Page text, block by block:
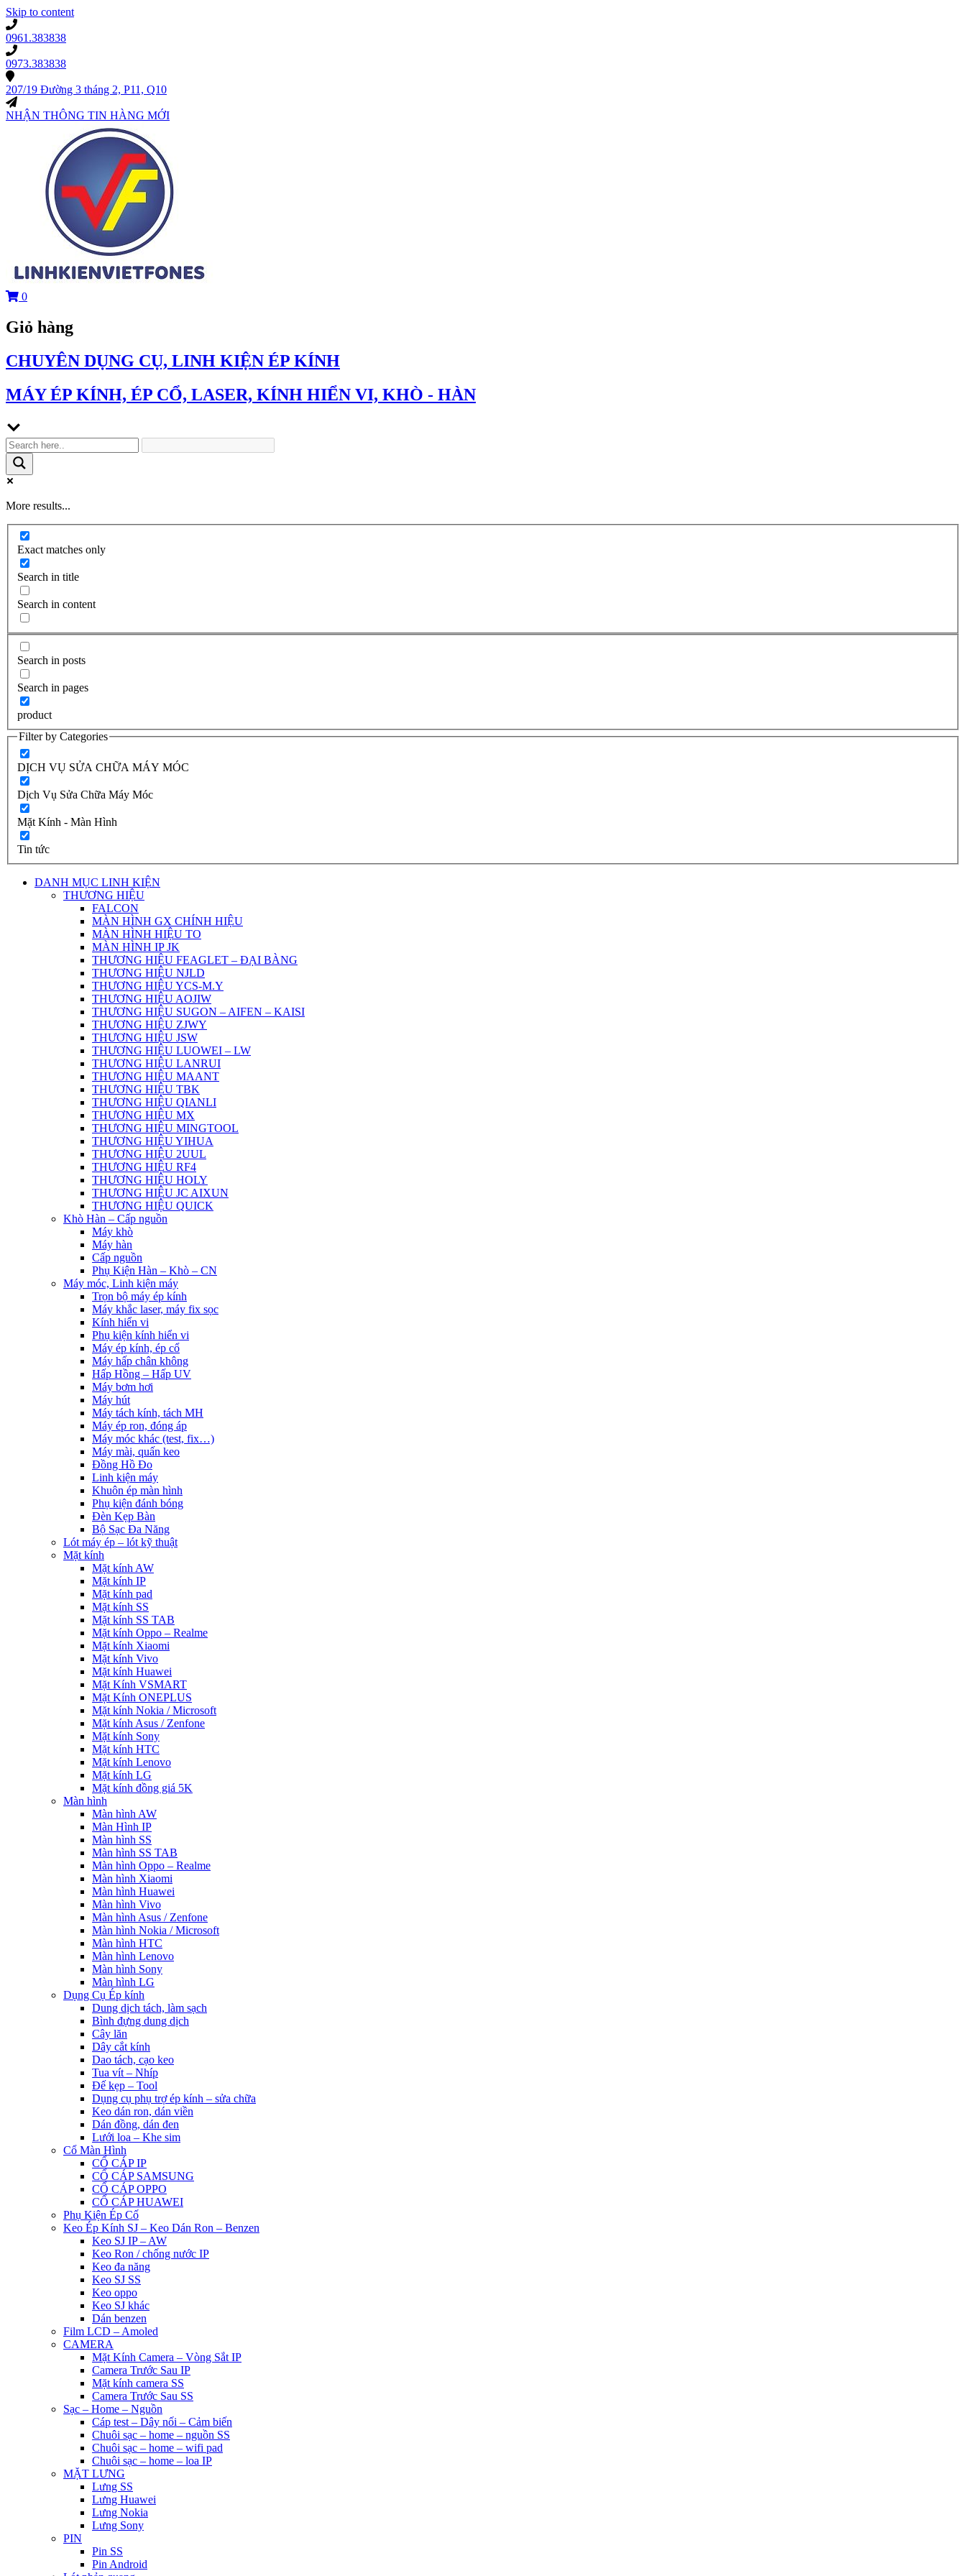
Skip to content
0961.383838
0973.383838
207/19 Đường 3 tháng 2, P11, Q10
NHẬN THÔNG TIN HÀNG MỚI
0
Giỏ hàng
CHUYÊN DỤNG CỤ, LINH KIỆN ÉP KÍNH
MÁY ÉP KÍNH, ÉP CỔ, LASER, KÍNH HIỂN VI, KHÒ - HÀN
More results...
Exact matches only
Search in title
Search in content
Search in posts
Search in pages
product
Filter by Categories
DỊCH VỤ SỬA CHỮA MÁY MÓC
Dịch Vụ Sửa Chữa Máy Móc
Mặt Kính - Màn Hình
Tin tức
DANH MỤC LINH KIỆN
THƯƠNG HIỆU
FALCON
MÀN HÌNH GX CHÍNH HIỆU
MÀN HÌNH HIỆU TO
MÀN HÌNH IP JK
THƯƠNG HIỆU FEAGLET – ĐẠI BÀNG
THƯƠNG HIỆU NJLD
THƯƠNG HIỆU YCS-M.Y
THƯƠNG HIỆU AOJIW
THƯƠNG HIỆU SUGON – AIFEN – KAISI
THƯƠNG HIỆU ZJWY
THƯƠNG HIỆU JSW
THƯƠNG HIỆU LUOWEI – LW
THƯƠNG HIỆU LANRUI
THƯƠNG HIỆU MAANT
THƯƠNG HIỆU TBK
THƯƠNG HIỆU QIANLI
THƯƠNG HIỆU MX
THƯƠNG HIỆU MINGTOOL
THƯƠNG HIỆU YIHUA
THƯƠNG HIỆU 2UUL
THƯƠNG HIỆU RF4
THƯƠNG HIỆU HOLY
THƯƠNG HIỆU JC AIXUN
THƯƠNG HIỆU QUICK
Khò Hàn – Cấp nguồn
Máy khò
Máy hàn
Cấp nguồn
Phụ Kiện Hàn – Khò – CN
Máy móc, Linh kiện máy
Trọn bộ máy ép kính
Máy khắc laser, máy fix sọc
Kính hiển vi
Phụ kiện kính hiển vi
Máy ép kính, ép cổ
Máy hấp chân không
Hấp Hồng – Hấp UV
Máy bơm hơi
Máy hút
Máy tách kính, tách MH
Máy ép ron, đóng áp
Máy móc khác (test, fix…)
Máy mài, quấn keo
Đồng Hồ Đo
Linh kiện máy
Khuôn ép màn hình
Phụ kiện đánh bóng
Đèn Kẹp Bàn
Bộ Sạc Đa Năng
Lót máy ép – lót kỹ thuật
Mặt kính
Mặt kính AW
Mặt kính IP
Mặt kính pad
Mặt kính SS
Mặt kính SS TAB
Mặt kính Oppo – Realme
Mặt kính Xiaomi
Mặt kính Vivo
Mặt kính Huawei
Mặt Kính VSMART
Mặt Kính ONEPLUS
Mặt kính Nokia / Microsoft
Mặt kính Asus / Zenfone
Mặt kính Sony
Mặt kính HTC
Mặt kính Lenovo
Mặt kính LG
Mặt kính đồng giá 5K
Màn hình
Màn hình AW
Màn Hình IP
Màn hình SS
Màn hình SS TAB
Màn hình Oppo – Realme
Màn hình Xiaomi
Màn hình Huawei
Màn hình Vivo
Màn hình Asus / Zenfone
Màn hình Nokia / Microsoft
Màn hình HTC
Màn hình Lenovo
Màn hình Sony
Màn hình LG
Dụng Cụ Ép kính
Dung dịch tách, làm sạch
Bình đựng dung dịch
Cây lăn
Dây cắt kính
Dao tách, cạo keo
Tua vít – Nhíp
Đế kẹp – Tool
Dụng cụ phụ trợ ép kính – sửa chữa
Keo dán ron, dán viền
Dán đồng, dán đen
Lưới loa – Khe sim
Cổ Màn Hình
CỔ CÁP IP
CỔ CÁP SAMSUNG
CỔ CÁP OPPO
CỔ CÁP HUAWEI
Phụ Kiện Ép Cố
Keo Ép Kính SJ – Keo Dán Ron – Benzen
Keo SJ IP – AW
Keo Ron / chống nước IP
Keo đa năng
Keo SJ SS
Keo oppo
Keo SJ khác
Dán benzen
Film LCD – Amoled
CAMERA
Mặt Kính Camera – Vòng Sắt IP
Camera Trước Sau IP
Mặt kính camera SS
Camera Trước Sau SS
Sạc – Home – Nguồn
Cáp test – Dây nối – Cảm biến
Chuôi sạc – home – nguồn SS
Chuôi sạc – home – wifi pad
Chuôi sạc – home – loa IP
MẶT LƯNG
Lưng SS
Lưng Huawei
Lưng Nokia
Lưng Sony
PIN
Pin SS
Pin Android